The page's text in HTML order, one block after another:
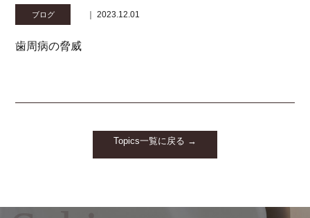
ブログ ｜ 2023.12.01
歯周病の脅威
Topics一覧に戻る →